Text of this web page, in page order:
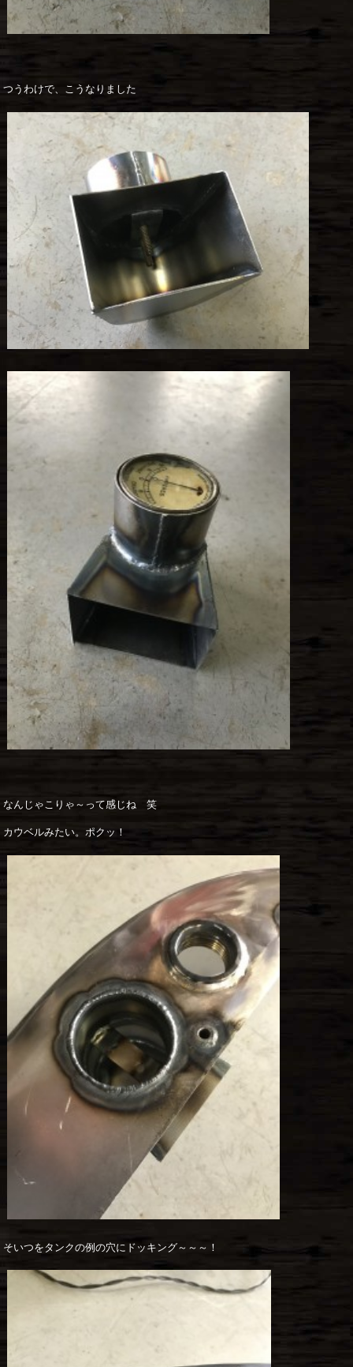
つうわけで、こうなりました
なんじゃこりゃ～って感じね 笑
カウベルみたい。ポクッ！
そいつをタンクの例の穴にドッキング～～～！